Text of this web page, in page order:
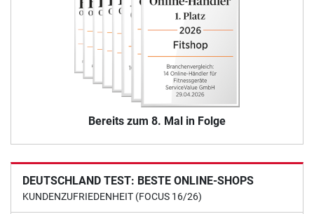
Bereits zum 8. Mal in Folge
DEUTSCHLAND TEST: BESTE ONLINE-SHOPS
KUNDENZUFRIEDENHEIT (FOCUS 16/26)